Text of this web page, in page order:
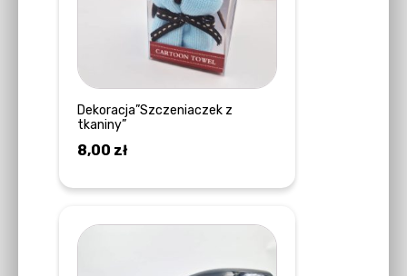
Dekoracja”Szczeniaczek z
tkaniny”
8,00 zł
na
stronie
produktu